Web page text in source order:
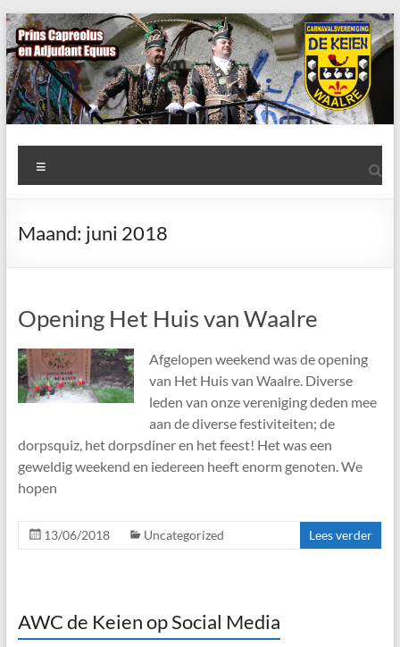
Ga
naar
de
inhoud
AWC
de
Keien
De
Maand: juni 2018
Opening Het Huis van Waalre
Afgelopen weekend was de opening
van Het Huis van Waalre. Diverse
leden van onze vereniging deden mee
aan de diverse festiviteiten; de
dorpsquiz, het dorpsdiner en het feest! Het was een
geweldig weekend en iedereen heeft enorm genoten. We
hopen
13/06/2018 Uncategorized Lees verder
AWC de Keien op Social Media